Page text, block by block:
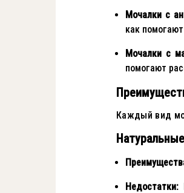
Мочалки с
как
Мочалки с
помогают
Каждый вид
Недостатки: